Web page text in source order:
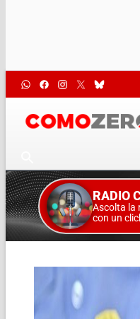
RADIO
Ascolta la
con un